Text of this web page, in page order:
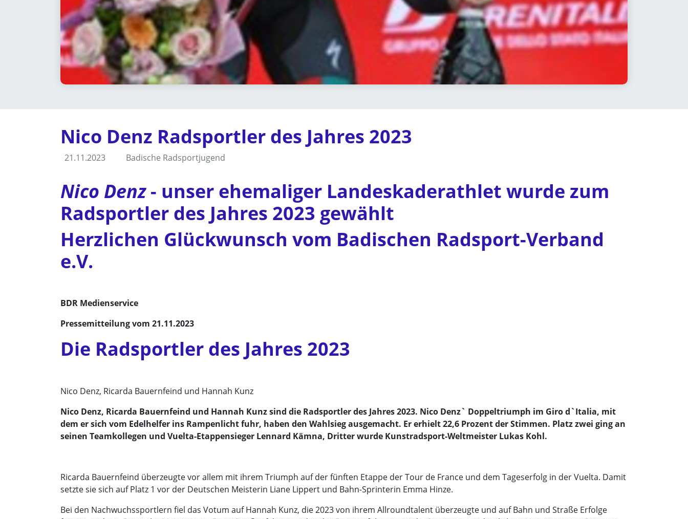
Nico Denz Radsportler des Jahres 2023
21.11.2023 Badische Radsportjugend
Nico Denz- unser ehemaliger Landeskaderathlet wurde zum
Radsportler des Jahres 2023 gewählt
Herzlichen Glückwunsch vom Badischen Radsport-Verband
e.V.
BDR Medienservice
Pressemitteilung vom 21.11.2023
Die Radsportler des Jahres 2023
Nico Denz, Ricarda Bauernfeind und Hannah Kunz
Nico Denz, Ricarda Bauernfeind und Hannah Kunz sind die Radsportler des Jahres 2023. Nico Denz` Doppeltriumph im Giro d`Italia, mit
dem er sich vom Edelhelfer ins Rampenlicht fuhr, haben den Wahlsieg ausgemacht. Er erhielt 22,6 Prozent der Stimmen. Platz zwei ging an
seinen Teamkollegen und Vuelta-Etappensieger Lennard Kämna, Dritter wurde Kunstradsport-Weltmeister Lukas Kohl.
Ricarda Bauernfeind überzeugte vor allem mit ihrem Triumph auf der fünften Etappe der Tour de France und dem Tageserfolg in der Vuelta. Damit
setzte sie sich auf Platz 1 vor der Deutschen Meisterin Liane Lippert und Bahn-Sprinterin Emma Hinze.
Bei den Nachwuchssportlern fiel das Votum auf Hannah Kunz, die 2023 von ihrem Allroundtalent überzeugte und auf Bahn und Straße Erfolge